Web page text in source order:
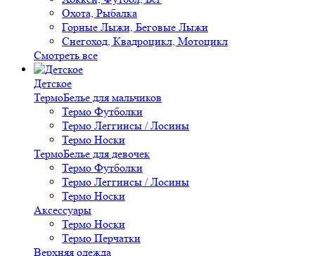
Охота, Рыбалка
Горные Лыжи, Беговые Лыжи
Снегоход, Квадроцикл, Мотоцикл
Смотреть все
Детское
ТермоБелье для мальчиков
Термо Футболки
Термо Леггинсы / Лосины
Термо Носки
ТермоБелье для девочек
Термо Футболки
Термо Леггинсы / Лосины
Термо Носки
Аксессуары
Термо Носки
Термо Перчатки
Верхняя одежда